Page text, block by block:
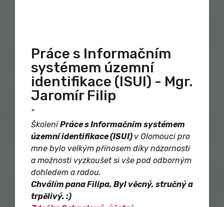
Práce s Informačním
systémem územní
identifikace (ISUI) - Mgr.
Jaromír Filip
"
ŠkoleníPráce s Informačním systémem
územní identifikace (ISUI) v Olomouci pro
mne bylo velkým přínosem díky názornosti
a možnosti vyzkoušet si vše pod odborným
dohledem a radou.
Chválím pana Filipa, Byl věcný, stručný a
trpělivý. :)